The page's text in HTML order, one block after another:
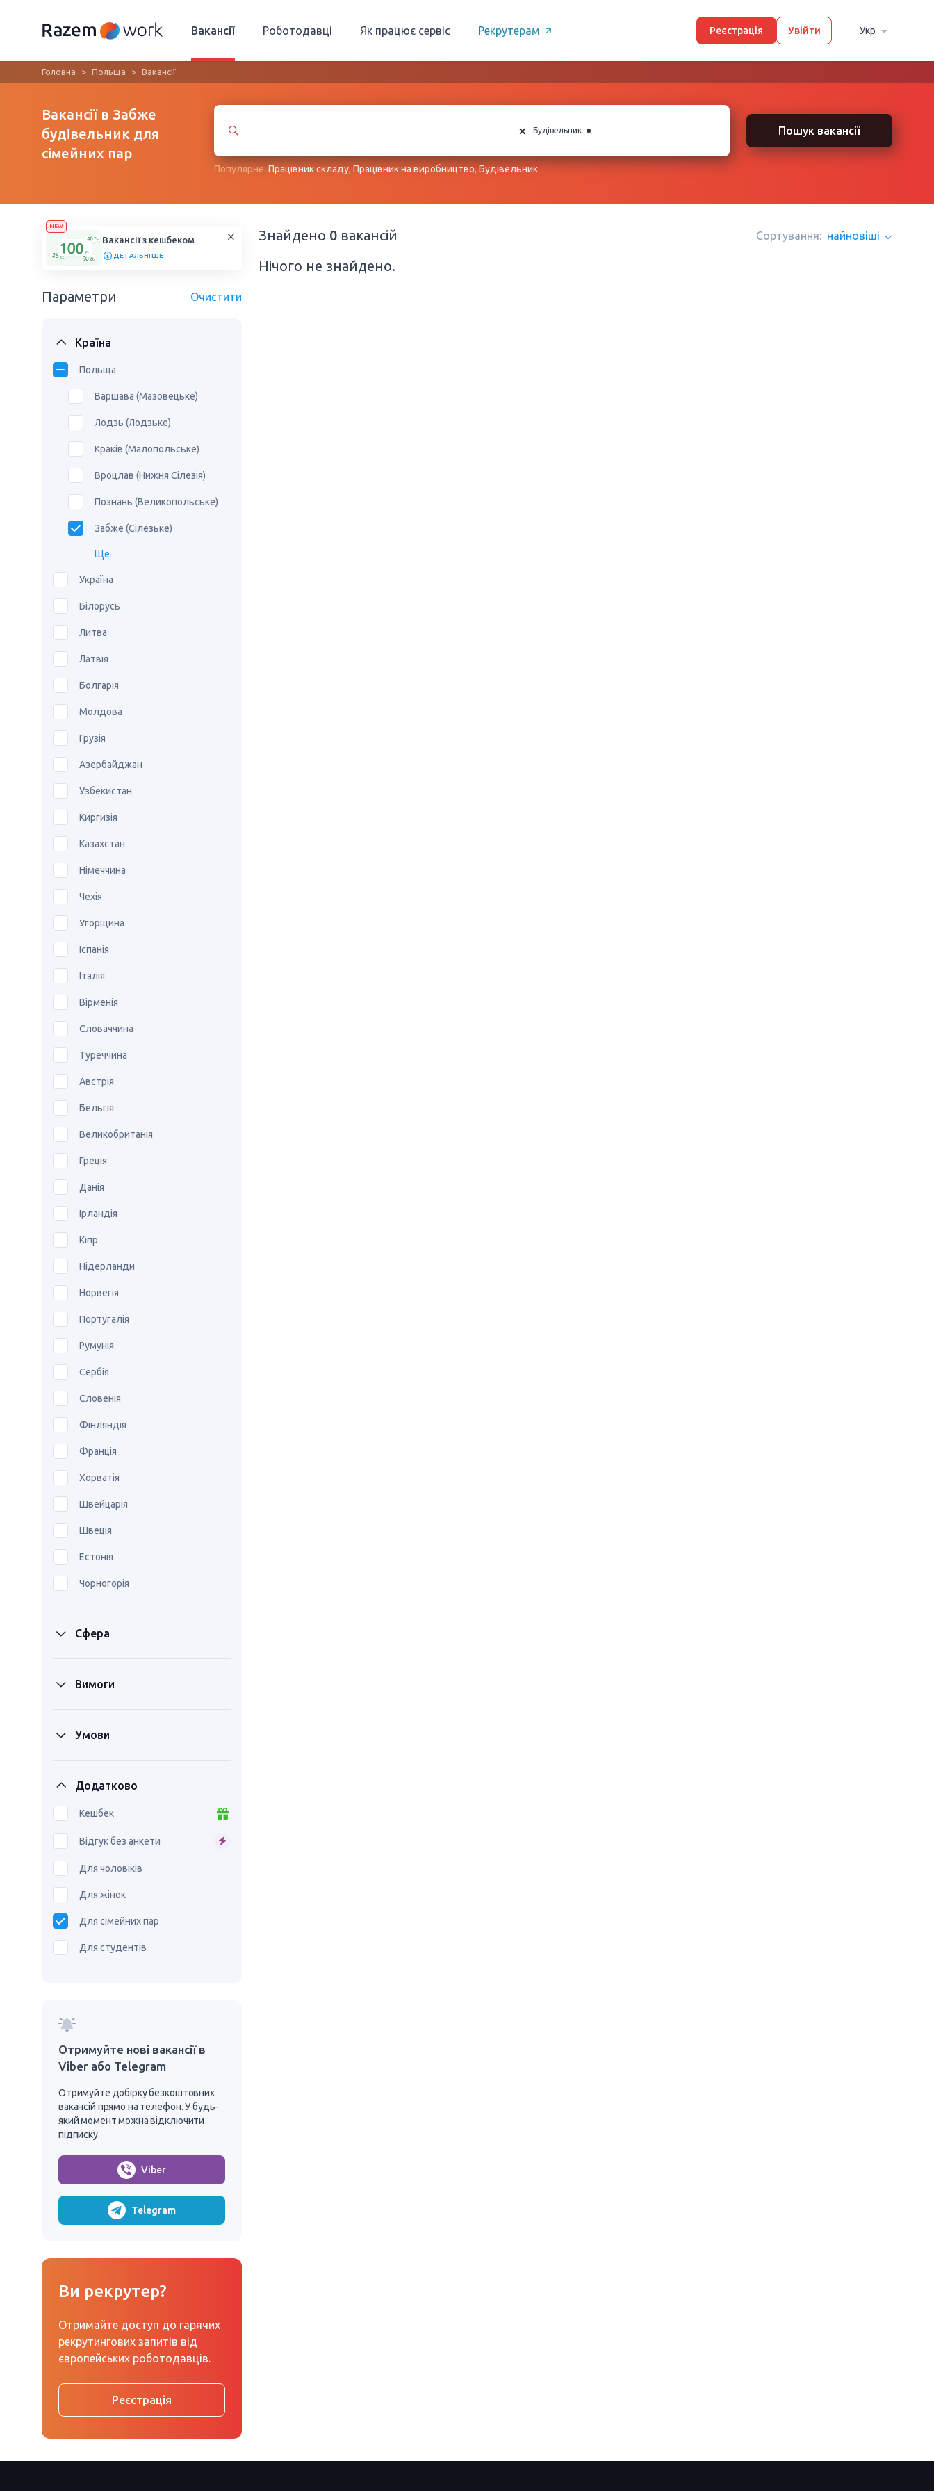
Вакансії Роботодавці Як працює сервіс Рекрутерам Реєстрація Увійти Укр
Головна Польща Вакансії
Вакансії в Забже
будівельник для
сімейних пар
× ×
Будівельник Пошук вакансії
Популярне:Працівник складу,Працівник на виробництво,Будівельник
NEW
Вакансії з кешбеком
ДЕТАЛЬНІШЕ
Параметри Очистити
Країна
Польща
Варшава (Мазовецьке)
Лодзь (Лодзьке)
Краків (Малопольське)
Вроцлав (Нижня Сілезія)
Познань (Великопольське)
Забже (Сілезьке)
Ще
Україна
Білорусь
Литва
Латвія
Болгарія
Молдова
Грузія
Азербайджан
Узбекистан
Киргизія
Казахстан
Німеччина
Чехія
Угорщина
Іспанія
Італія
Вірменія
Словаччина
Туреччина
Австрія
Бельгія
Великобританія
Греція
Данія
Ірландія
Кіпр
Нідерланди
Норвегія
Португалія
Румунія
Сербія
Словенія
Фінляндія
Франція
Хорватія
Швейцарія
Швеція
Естонія
Чорногорія
Сфера
Вимоги
Умови
Додатково
Кешбек
Відгук без анкети
Для чоловіків
Для жінок
Для сімейних пар
Для студентів
Отримуйте нові вакансії в
Viber або Telegram
Отримуйте добірку безкоштовних
вакансій прямо на телефон. У будь-
який момент можна відключити
підписку.
Viber
Telegram
Ви рекрутер?
Отримайте доступ до гарячих
рекрутингових запитів від
європейських роботодавців.
Реєстрація
Знайдено 0 вакансій Сортування: найновіші
Нічого не знайдено.